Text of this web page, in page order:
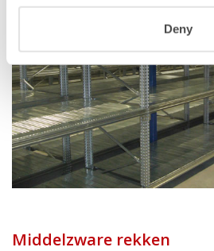
Deny
Middelzware rekken